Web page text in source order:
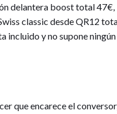
delantera boost total 47€,
classic desde QR12
incluido y no supone
que encarece el